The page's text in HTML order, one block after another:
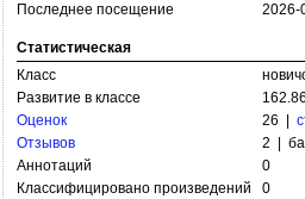
Последнее посещение
2026-
Статистическая
Класс
Развитие в классе
Оценок
26 |
Отзывов
2 |
Аннотаций
0
Классифицировано произведений
0